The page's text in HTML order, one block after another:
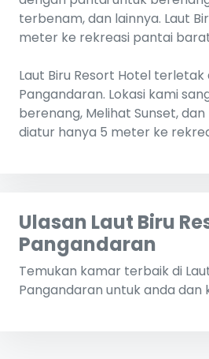
terbenam, dan lainnya. Laut
meter ke rekreasi pantai
Laut Biru Resort Hotel
Pangandaran. Lokasi kami
berenang, Melihat Sunset, dan
diatur hanya 5 meter ke
Ulasan Laut Biru
Pangandaran
Temukan kamar terbaik di
Pangandaran untuk anda dan